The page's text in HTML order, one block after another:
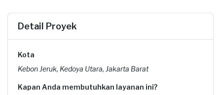
Detail Proyek
Kota
Kebon Jeruk, Kedoya Utara, Jakarta Barat
Kapan Anda membutuhkan layanan ini?